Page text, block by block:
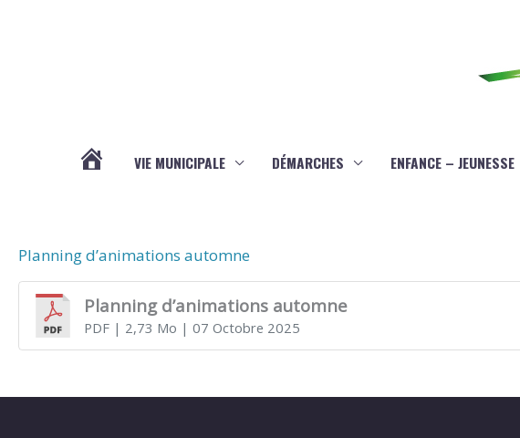
VIE MUNICIPALE DÉMARCHES ENFANCE – JEUNESSE
Planning d’animations automne
Planning d’animations automne
PDF| 2,73 Mo | 07 Octobre 2025